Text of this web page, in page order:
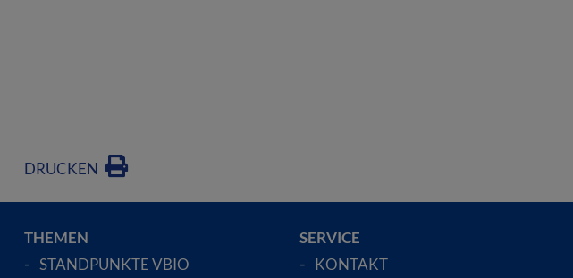
DRUCKEN
THEMEN
STANDPUNKTE VBIO
SERVICE
KONTAKT